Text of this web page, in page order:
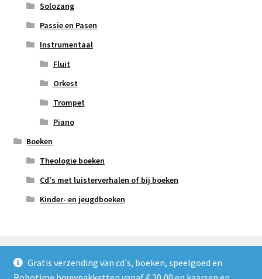
Gratis verzending van cd's, boeken, speelgoed en
Solozang
Passie en Pasen
Instrumentaal
Fluit
Orkest
Trompet
Piano
Boeken
Theologie boeken
Cd's met luisterverhalen of bij boeken
Kinder- en jeugdboeken